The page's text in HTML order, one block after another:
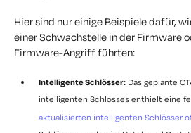
Hier sind nur einige Beispiele dafür,
einer Schwachstelle in der Firmware
Firmware-Angriff führten:
Intelligente Schlösser: Das geplante
intelligenten Schlosses enthielt eine
aktualisierten intelligenten Schlösser